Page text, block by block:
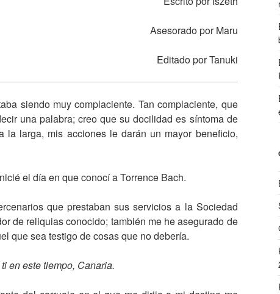
Asesorado por Maru
Editado por Tanuki
siendo muy complaciente. Tan complaciente, que
una palabra; creo que su docilidad es síntoma de
larga, mis acciones le darán un mayor beneficio,
el día en que conocí a Torrence Bach.
que prestaban sus servicios a la Sociedad
de reliquias conocido; también me he asegurado de
que sea testigo de cosas que no debería.
en este tiempo, Canaria.